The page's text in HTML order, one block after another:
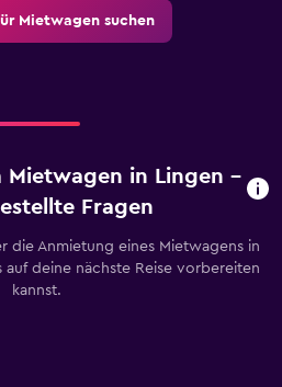
Mietwagen suchen
Mietwagen in Lingen –
Fragen
die Anmietung eines Mietwagens in
deine nächste Reise vorbereiten
kannst.